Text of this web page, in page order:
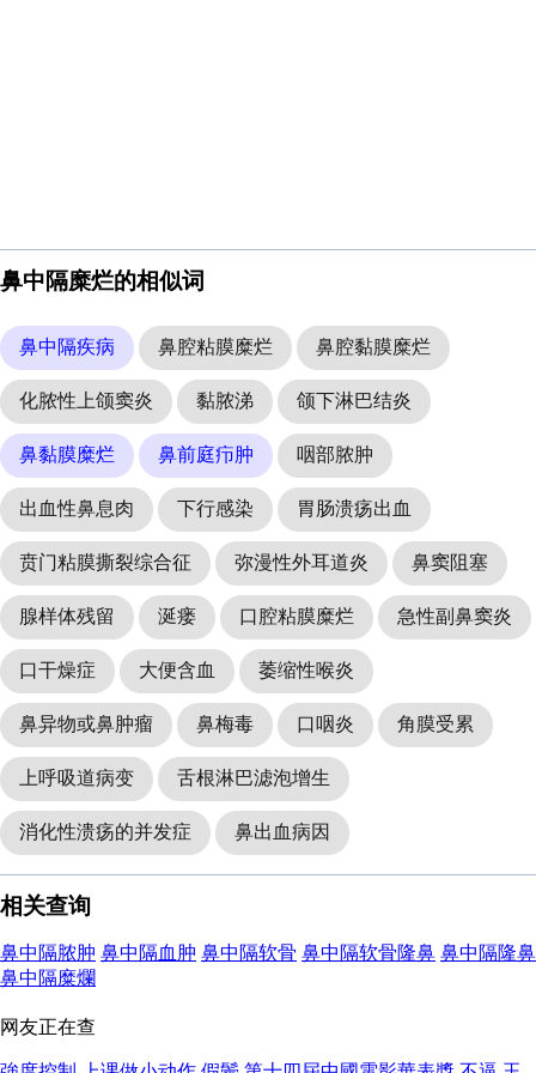
鼻中隔糜烂的相似词
鼻中隔疾病 鼻腔粘膜糜烂 鼻腔黏膜糜烂
化脓性上颌窦炎 黏脓涕 颌下淋巴结炎
鼻黏膜糜烂 鼻前庭疖肿 咽部脓肿
出血性鼻息肉 下行感染 胃肠溃疡出血
贲门粘膜撕裂综合征 弥漫性外耳道炎 鼻窦阻塞
腺样体残留 涎瘘 口腔粘膜糜烂 急性副鼻窦炎
口干燥症 大便含血 萎缩性喉炎
鼻异物或鼻肿瘤 鼻梅毒 口咽炎 角膜受累
上呼吸道病变 舌根淋巴滤泡增生
消化性溃疡的并发症 鼻出血病因
相关查询
鼻中隔脓肿 鼻中隔血肿 鼻中隔软骨 鼻中隔软骨隆鼻 鼻中隔隆鼻
鼻中隔糜爛
网友正在查